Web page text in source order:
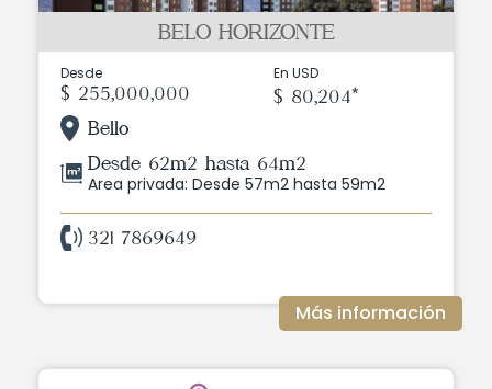
BELO HORIZONTE
Desde
$ 255,000,000
En USD
$ 80,204*
Bello
Desde 62m2 hasta 64m2
Area privada: Desde 57m2 hasta 59m2
321 7869649
Más información